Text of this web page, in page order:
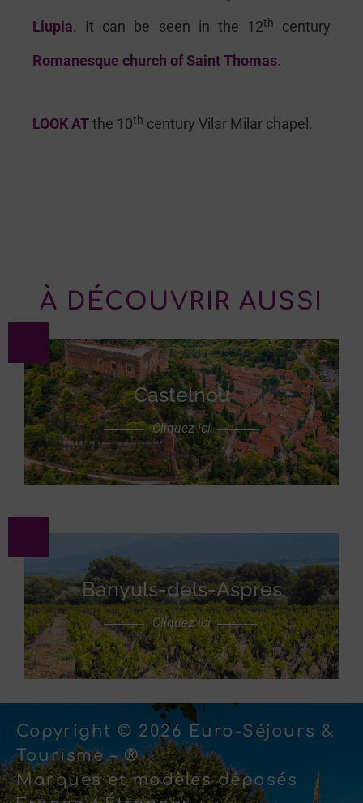
Llupia. It can be seen in the 12th
century
Romanesque church of Saint Thomas.
LOOK ATthe 10th century Vilar Milar chapel.
À DÉCOUVRIR AUSSI
Castelnou
Cliquez ici
Banyuls-dels-Aspres
Cliquez ici
Copyright © 2026 Euro-Séjours &
Tourisme – ®
Marques et modèles déposés